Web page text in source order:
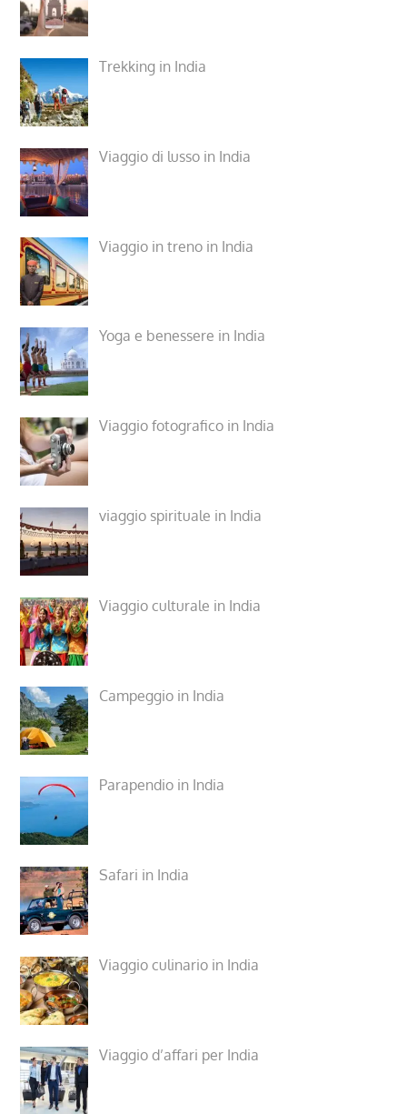
Trekking in India
Viaggio di lusso in India
Viaggio in treno in India
Yoga e benessere in India
Viaggio fotografico in India
viaggio spirituale in India
Viaggio culturale in India
Campeggio in India
Parapendio in India
Safari in India
Viaggio culinario in India
Viaggio d’affari per India